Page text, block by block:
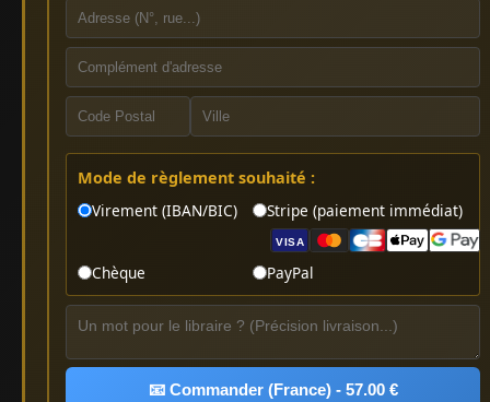
Mode de règlement souhaité :
Virement (IBAN/BIC)
Stripe (paiement immédiat)
VISA
Chèque PayPal
📧 Commander (France) - 57.00 €